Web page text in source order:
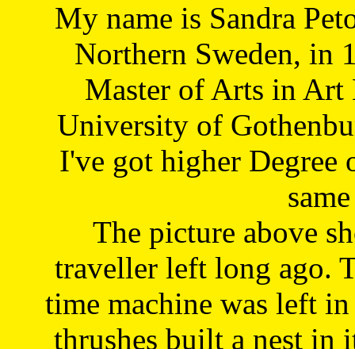
My name is Sandra
Northern Sweden, in
Master of Arts in Art
University of
I've got higher Degree
The picture above
traveller left long ago.
time machine was left
thrushes built a nest in